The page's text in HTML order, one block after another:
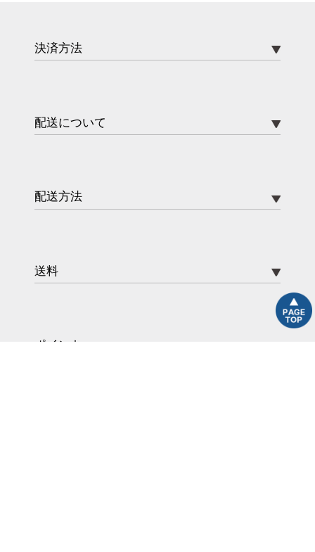
決済方法
配送について
配送方法
送料
ポイント